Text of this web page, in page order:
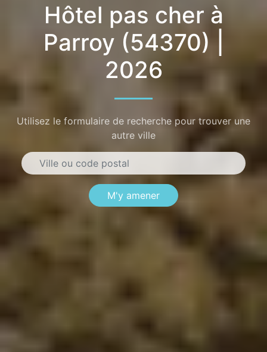
Hôtel pas cher à
Parroy (54370) |
2026
Utilisez le formulaire de recherche pour trouver une
autre ville
M'y amener